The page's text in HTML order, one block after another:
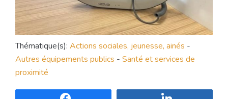
Thématique(s): Actions sociales, jeunesse, ainés -
Autres équipements publics - Santé et services de
proximité